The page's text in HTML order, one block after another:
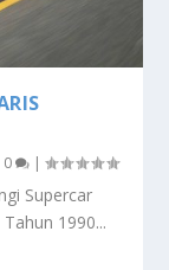
0 |
Supercar
1990...